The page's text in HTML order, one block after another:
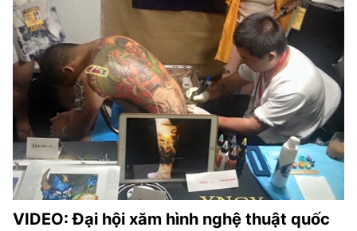
VIDEO: Đại hội xăm hình nghệ thuật quốc